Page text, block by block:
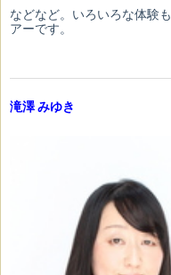
などなど。いろいろな体験
アーです。
滝澤 みゆき